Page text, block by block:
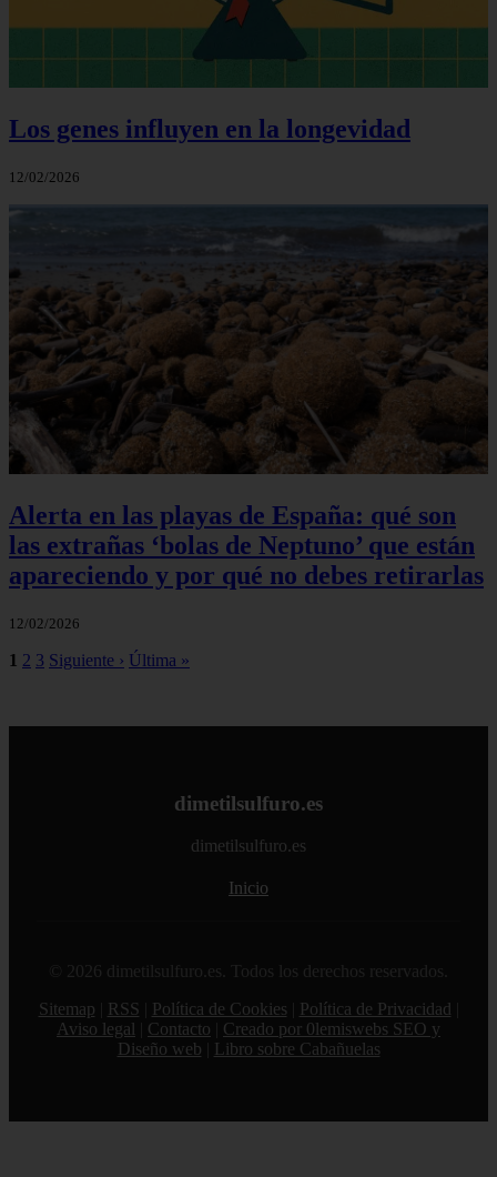
Los genes influyen en la longevidad
12/02/2026
Alerta en las playas de España: qué son
las extrañas ‘bolas de Neptuno’ que están
apareciendo y por qué no debes retirarlas
12/02/2026
1 2 3 Siguiente › Última »
dimetilsulfuro.es
dimetilsulfuro.es
Inicio
© 2026 dimetilsulfuro.es. Todos los derechos reservados.
Sitemap
RSS Política de Cookies Política de Privacidad
Aviso legal
Contacto
Creado por 0lemiswebs SEO y
Diseño web
Libro sobre Cabañuelas